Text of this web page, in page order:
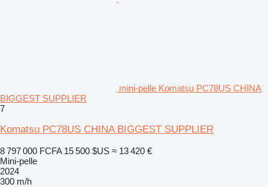
mini-pelle Komatsu PC78US CHINA
BIGGEST SUPPLIER
7
Komatsu PC78US CHINA BIGGEST SUPPLIER
8 797 000 FCFA 15 500 $US ≈ 13 420 €
Mini-pelle
2024
300 m/h